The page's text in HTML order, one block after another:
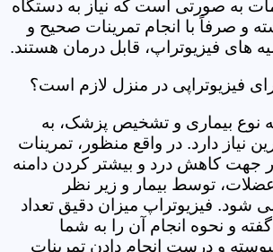
به صورتی است که نیاز به دستگاه
و صرفاً با انجام تمرینات صحیح و
های فیزیوتراپ، قابل درمان هستند.
فیزیوتراپی در منزل لازم است؟
نوع بیماری و تشخیص پزشک، به
نیاز دارد. در واقع منظور، تمرینات
کاهش درد و بیشتر کردن دامنه
توسط بیمار و زیر نظر
شود. فیزیوتراپ میزان دقیق تعداد
و نحوه انجام آن را به شما
و درست انجام دادن تمرینات